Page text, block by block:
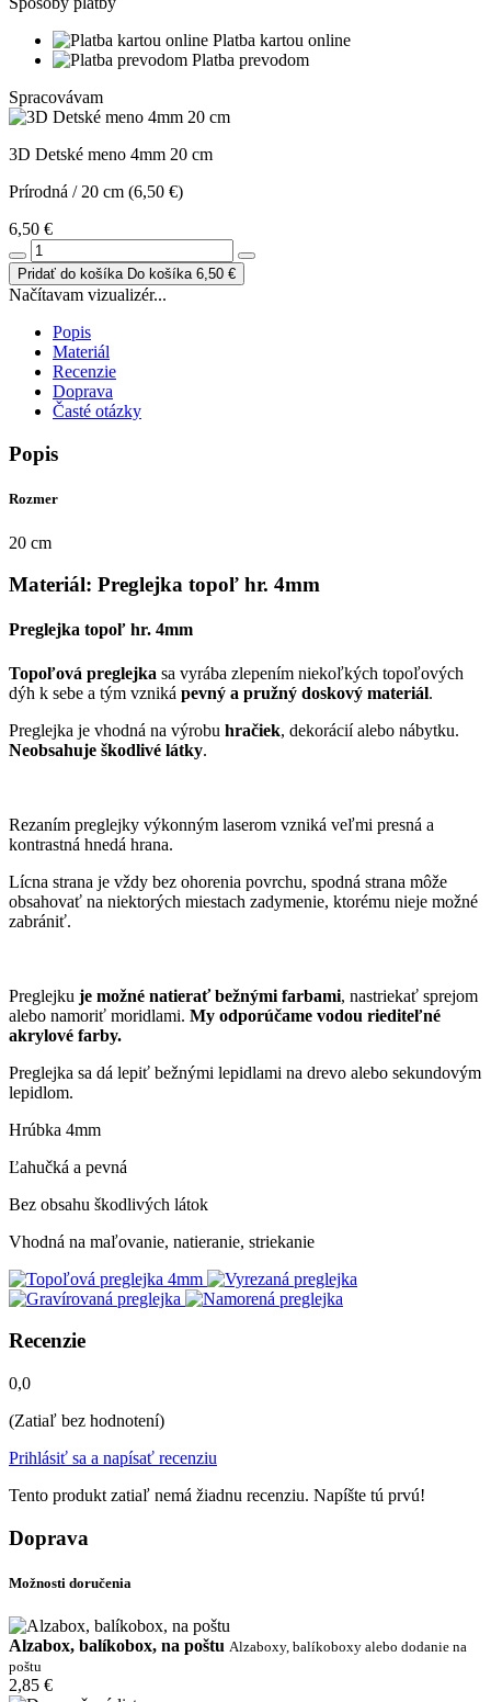
Platba kartou online
Platba prevodom
Spracovávam
3D Detské meno 4mm 20 cm
Prírodná / 20 cm (6,50 €)
6,50 €
Pridať do košíka Do košíka 6,50 €
Načítavam vizualizér...
Popis
Materiál
Recenzie
Doprava
Časté otázky
Popis
Rozmer
20 cm
Materiál: Preglejka topoľ hr. 4mm
Preglejka topoľ hr. 4mm
Topoľová preglejka sa vyrába zlepením niekoľkých topoľových
dýh k sebe a tým vzniká pevný a pružný doskový materiál.
Preglejka je vhodná na výrobu hračiek, dekorácií alebo nábytku.
Neobsahuje škodlivé látky.
Rezaním preglejky výkonným laserom vzniká veľmi presná a
kontrastná hnedá hrana.
Lícna strana je vždy bez ohorenia povrchu, spodná strana môže
obsahovať na niektorých miestach zadymenie, ktorému nieje možné
zabrániť.
Preglejku je možné natierať bežnými farbami, nastriekať sprejom
alebo namoriť moridlami. My odporúčame vodou riediteľné
akrylové farby.
Preglejka sa dá lepiť bežnými lepidlami na drevo alebo sekundovým
lepidlom.
Hrúbka 4mm
Ľahučká a pevná
Bez obsahu škodlivých látok
Vhodná na maľovanie, natieranie, striekanie
Recenzie
0,0
(Zatiaľ bez hodnotení)
Prihlásiť sa a napísať recenziu
Tento produkt zatiaľ nemá žiadnu recenziu. Napíšte tú prvú!
Doprava
Možnosti doručenia
Alzabox, balíkobox, na poštu Alzaboxy, balíkoboxy alebo dodanie na
poštu
2,85 €